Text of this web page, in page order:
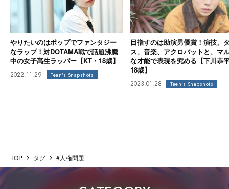
やりたいのはポップでファンタジー
なラップ！対DOTAMA戦で話題沸騰
中の女子高生ラッパー【KT・18歳】
2022.11.29 Teen's Snapshots
目指すのは助演男優賞！演技、
ス、音楽、アクロバットと、マ
な才能で表現を究める【下川恭
18歳】
2023.01.28 Teen's Snapshots
TOP タグ #人権問題